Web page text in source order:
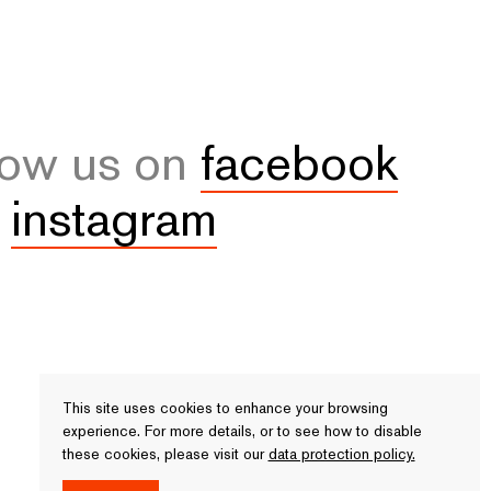
us on facebook
instagram
This site uses cookies to enhance your browsing
experience. For more details, or to see how to disable
these cookies, please visit ourdata protection policy.